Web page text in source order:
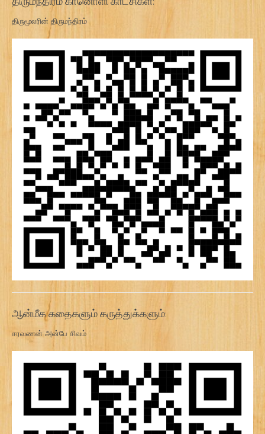
திருமூலரின் திருமந்திரம்
ஆன்மீக கதைகளும் கருத்துக்களும்:
சரவணன் அன்பே சிவம்